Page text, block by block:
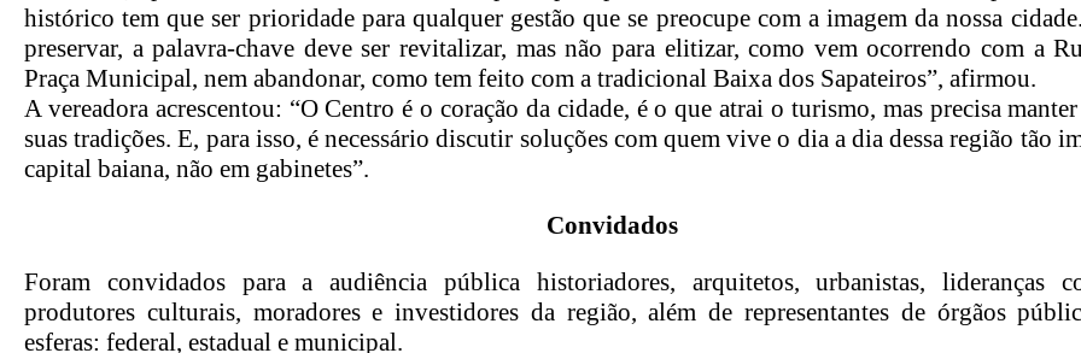
histórico tem que ser prioridade para qualquer gestão que se preocupe com a imagem da nossa
preservar, a palavra-chave deve ser revitalizar, mas não para elitizar, como vem ocorrendo com a
Praça Municipal, nem abandonar, como tem feito com a tradicional Baixa dos Sapateiros”, afirmou.
A vereadora acrescentou: “O Centro é o coração da cidade, é o que atrai o turismo, mas precisa
suas tradições. E, para isso, é necessário discutir soluções com quem vive o dia a dia dessa região tão
capital baiana, não em gabinetes”.
Convidados
Foram convidados para a audiência pública historiadores, arquitetos, urbanistas, lideranças
produtores culturais, moradores e investidores da região, além de representantes de órgãos
esferas: federal, estadual e municipal.